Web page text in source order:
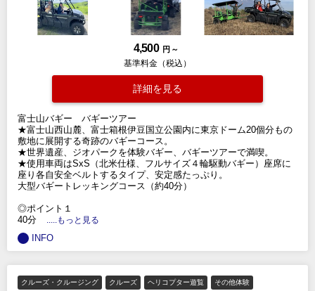
4,500 円 ～
基準料金（税込）
詳細を見る
富士山バギー バギーツアー
★富士山西山麓、富士箱根伊豆国立公園内に東京ドーム20個分もの
敷地に展開する奇跡のバギーコース。
★世界遺産、ジオパークを体験バギー、バギーツアーで満喫。
★使用車両はSxS（北米仕様、フルサイズ４輪駆動バギー）座席に
座り各自安全ベルトするタイプ、安定感たっぷり。
大型バギートレッキングコース（約40分）
◎ポイント１
40分
.....もっと見る
INFO
クルーズ・クルージング クルーズ ヘリコプター遊覧 その他体験